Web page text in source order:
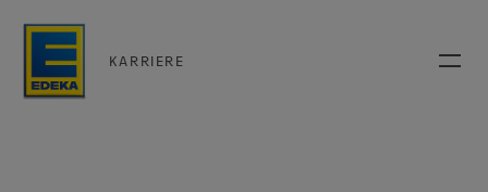
KARRIERE